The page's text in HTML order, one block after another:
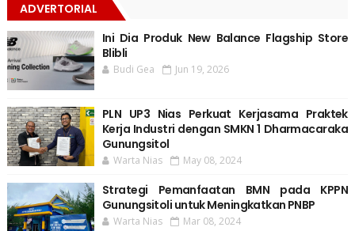
ADVERTORIAL
Ini Dia Produk New Balance Flagship Store
Blibli
Budi Gea Jun 19, 2026
PLN UP3 Nias Perkuat Kerjasama Praktek
Kerja Industri dengan SMKN 1 Dharmacaraka
Gunungsitol
Warta Nias May 08, 2024
Strategi Pemanfaatan BMN pada KPPN
Gunungsitoli untuk Meningkatkan PNBP
Warta Nias Mar 08, 2024